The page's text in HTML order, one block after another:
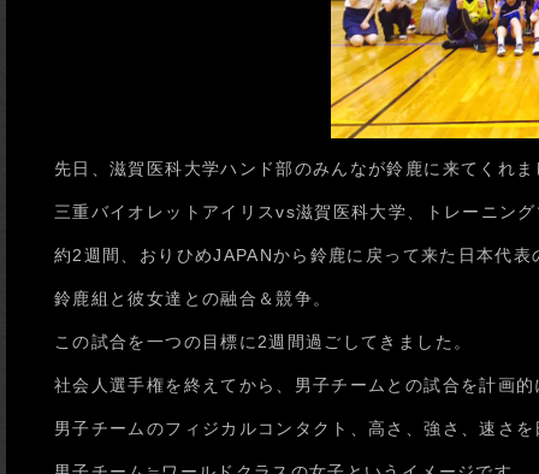
先日、滋賀医科大学ハンド部のみんなが鈴鹿に来てくれま
三重バイオレットアイリスvs滋賀医科大学、トレーニン
約2週間、おりひめJAPANから鈴鹿に戻って来た日本代表
鈴鹿組と彼女達との融合＆競争。
この試合を一つの目標に2週間過ごしてきました。
社会人選手権を終えてから、男子チームとの試合を計画
男子チームのフィジカルコンタクト、高さ、強さ、速さ